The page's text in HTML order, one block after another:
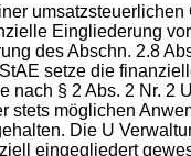
Eingliederung
des Abschn. 2.8
setze die
nach § 2 Abs. 2 Nr.
stets möglichen
Die U
eingegliedert